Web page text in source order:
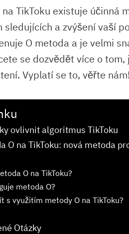
TikToku existuje účinná
sledujících a zvýšení vaší
O metoda a je velmi
se dozvědět více o
Vyplatí se to, věřte nám!
ovlivnit algoritmus TikToku
O na TikToku: nová metoda
O na TikToku?
metoda O?
s využitím metody O na TikToku?
Otázky